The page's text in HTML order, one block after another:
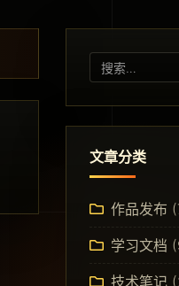
文章分类
作品发布
学习文档
技术笔记